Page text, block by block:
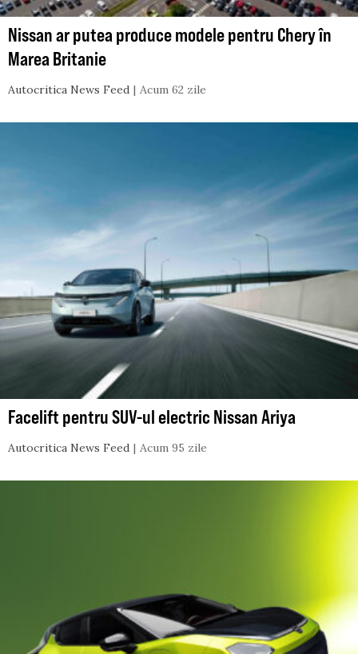
Nissan ar putea produce modele pentru Chery în
Marea Britanie
Autocritica News Feed Acum 62 zile
Facelift pentru SUV-ul electric Nissan Ariya
Autocritica News Feed Acum 95 zile